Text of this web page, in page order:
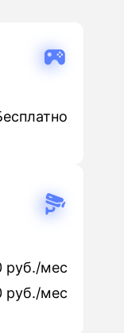
руб./мес
руб./мес